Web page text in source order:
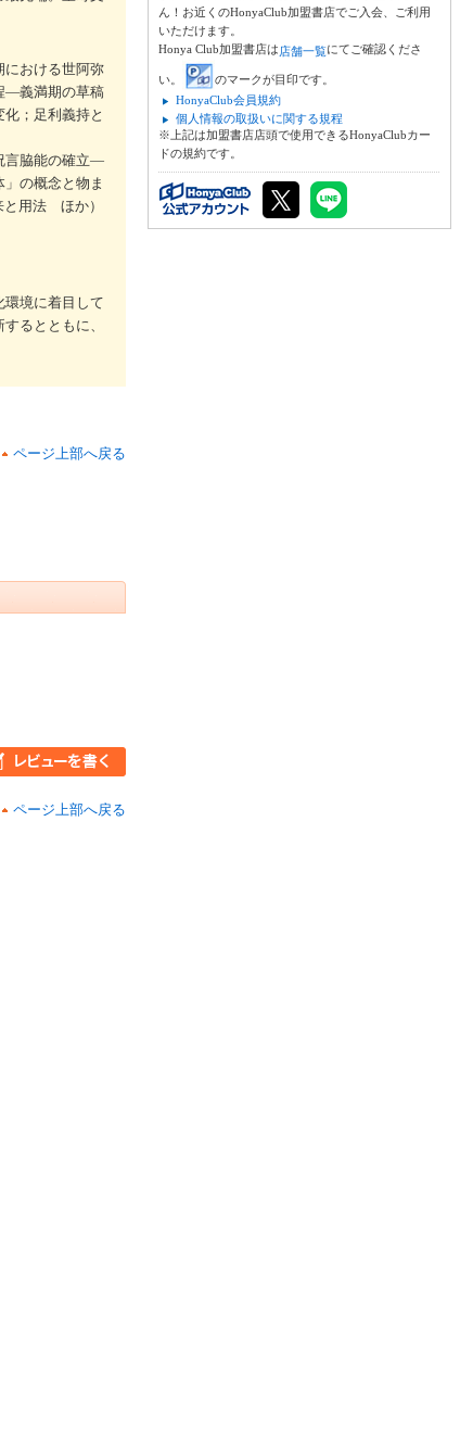
おける世阿弥
―義満期の草稿
；足利義持と
言脇能の確立―
の概念と物ま
と用法 ほか）
環境に着目して
るとともに、
ページ上部へ戻る
ページ上部へ戻る
ん！お近くのHonyaClub加盟書店でご入会、ご利用
いただけます。
Honya Club加盟書店は店舗一覧にてご確認くださ
い。
のマークが目印です。
HonyaClub会員規約
個人情報の取扱いに関する規程
※上記は加盟書店店頭で使用できるHonyaClubカー
ドの規約です。